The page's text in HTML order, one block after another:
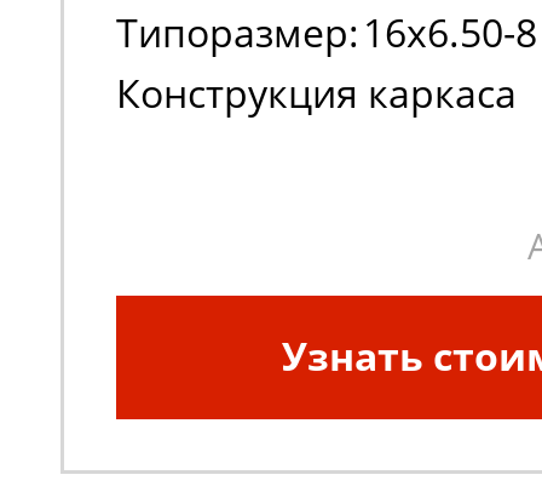
Типоразмер: 16x6.50-8
Конструкция каркаса
Узнать